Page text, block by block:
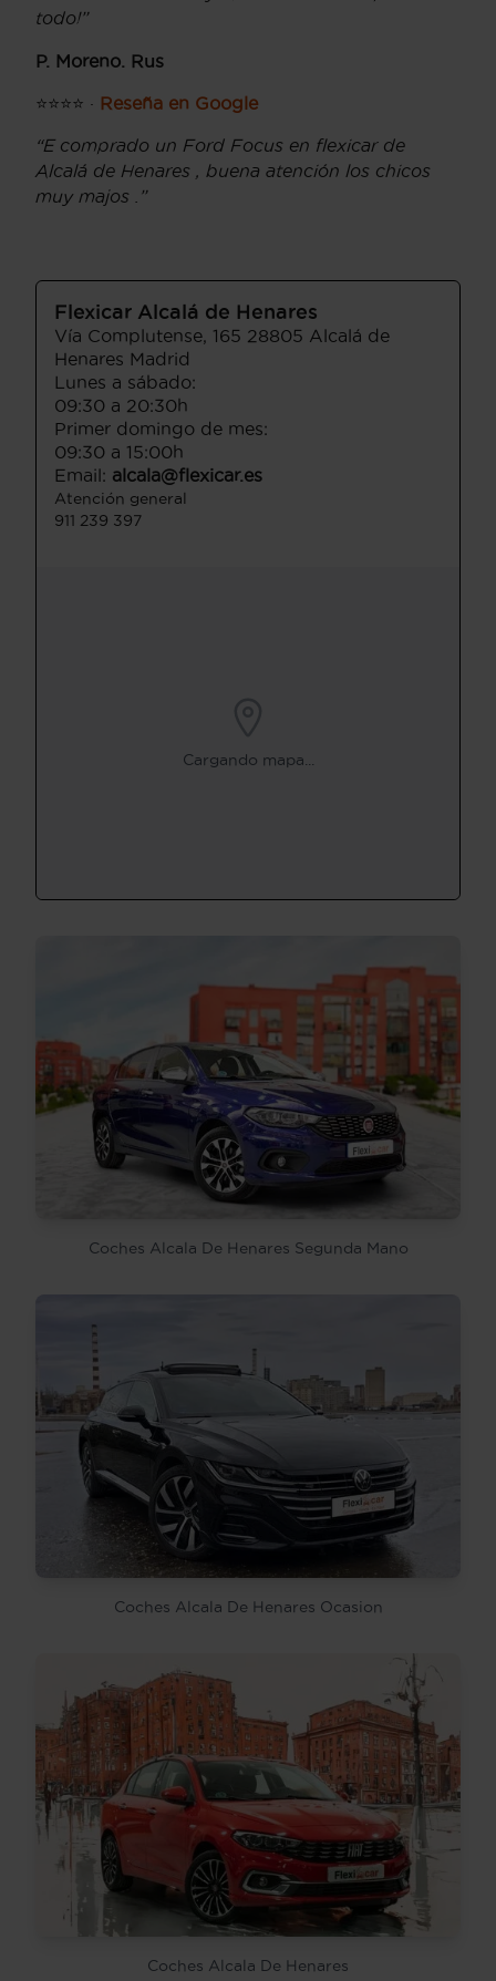
todo!”
P. Moreno. Rus
⭐⭐⭐⭐ · Reseña en Google
“E comprado un Ford Focus en flexicar de
Alcalá de Henares , buena atención los chicos
muy majos .”
Flexicar Alcalá de Henares
Vía Complutense, 165 28805 Alcalá de
Henares Madrid
Lunes a sábado:
09:30 a 20:30h
Primer domingo de mes:
09:30 a 15:00h
Email: alcala@flexicar.es
Atención general
911 239 397
Cargando mapa...
Coches Alcala De Henares Segunda Mano
Coches Alcala De Henares Ocasion
Coches Alcala De Henares